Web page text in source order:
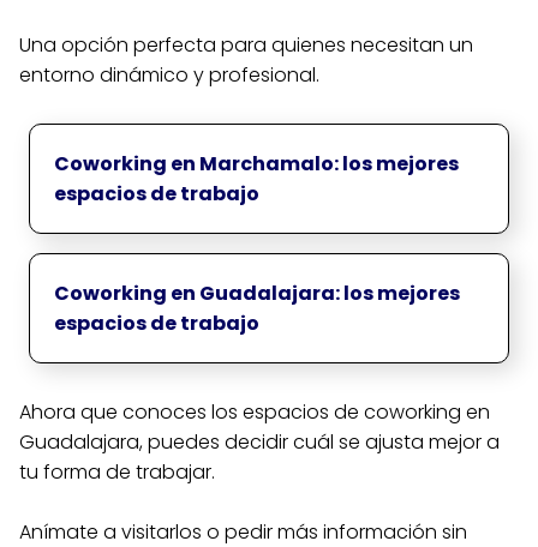
Una opción perfecta para quienes necesitan un
entorno dinámico y profesional.
Coworking en Marchamalo: los mejores
espacios de trabajo
Coworking en Guadalajara: los mejores
espacios de trabajo
Ahora que conoces los espacios de coworking en
Guadalajara, puedes decidir cuál se ajusta mejor a
tu forma de trabajar.
Anímate a visitarlos o pedir más información sin